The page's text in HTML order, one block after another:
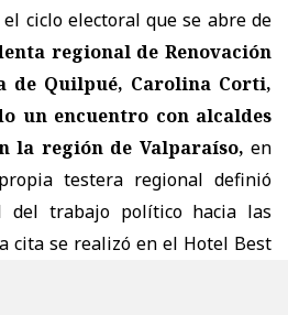
ciclo electoral que se abre de
regional de Renovación
de Quilpué, Carolina Corti,
un encuentro con alcaldes
la región de Valparaíso, en
testera regional definió
del trabajo político hacia las
cita se realizó en el Hotel Best